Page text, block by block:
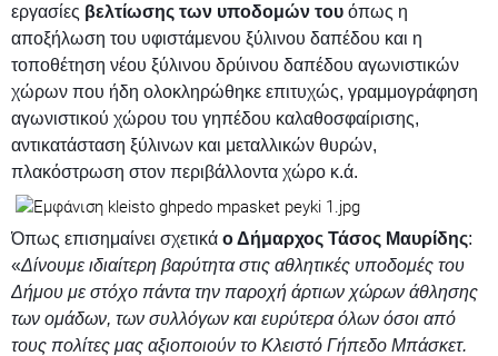
εργασίες βελτίωσης των υποδομών του όπως η
αποξήλωση του υφιστάμενου ξύλινου δαπέδου και η
τοποθέτηση νέου ξύλινου δρύινου δαπέδου αγωνιστικών
χώρων που ήδη ολοκληρώθηκε επιτυχώς, γραμμογράφηση
αγωνιστικού χώρου του γηπέδου καλαθοσφαίρισης,
αντικατάσταση ξύλινων και μεταλλικών θυρών,
πλακόστρωση στον περιβάλλοντα χώρο κ.ά.
Όπως επισημαίνει σχετικά ο Δήμαρχος Τάσος Μαυρίδης:
«Δίνουμε ιδιαίτερη βαρύτητα στις αθλητικές υποδομές του
Δήμου με στόχο πάντα την παροχή άρτιων χώρων άθλησης
των ομάδων, των συλλόγων και ευρύτερα όλων όσοι από
τους πολίτες μας αξιοποιούν το Κλειστό Γήπεδο Μπάσκετ.